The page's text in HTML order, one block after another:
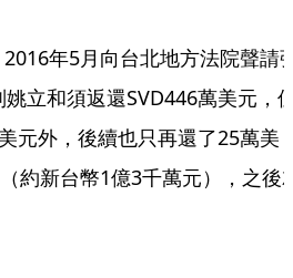
年5月向台北地方法院聲請
立和須返還SVD446萬美元，
元外，後續也只再還了25萬美
約新台幣1億3千萬元），之後